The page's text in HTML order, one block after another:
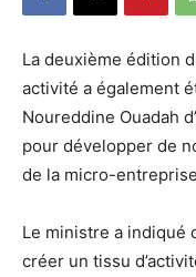
La deuxième édition
activité a également
Noureddine Ouadah
pour développer de
de la micro-
Le ministre a indiqué
créer un tissu